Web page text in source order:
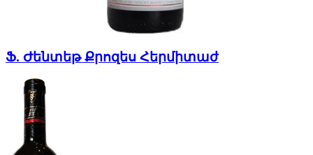
Ֆ. Ժենտեթ Քրոզես Հերմիտաժ